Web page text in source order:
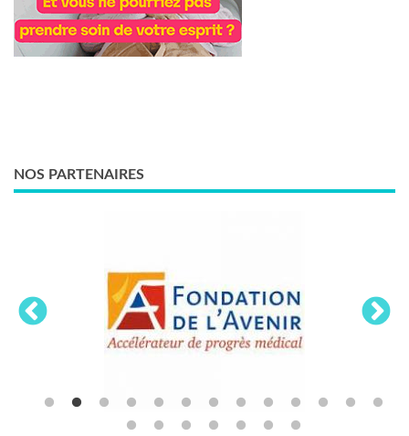
NOS PARTENAIRES